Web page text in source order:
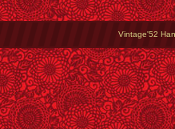
Vintage'52